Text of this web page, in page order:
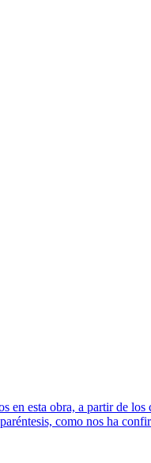
en esta obra, a partir de
como nos ha